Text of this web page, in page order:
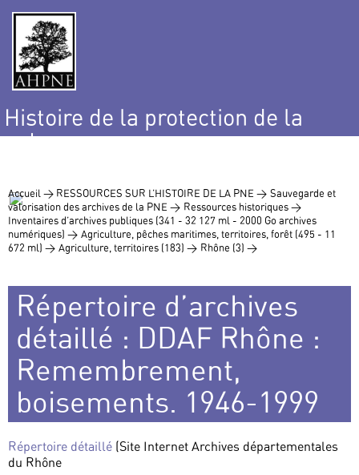
Histoire de la protection de la
nature
Accueil > RESSOURCES SUR L’HISTOIRE DE LA PNE > Sauvegarde et
valorisation des archives de la PNE > Ressources historiques >
Inventaires d’archives publiques (341 - 32 127 ml - 2000 Go archives
numériques) > Agriculture, pêches maritimes, territoires, forêt (495 - 11
672 ml) > Agriculture, territoires (183) > Rhône (3) >
Répertoire d’archives
détaillé : DDAF Rhône :
Remembrement,
boisements. 1946-1999
Répertoire détaillé (Site Internet Archives départementales
du Rhône